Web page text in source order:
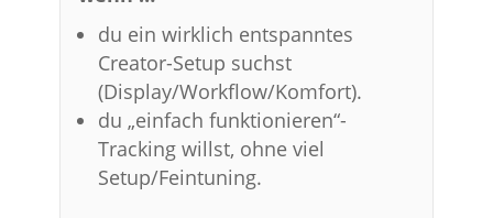
du ein wirklich entspanntes
Creator-Setup suchst
(Display/Workflow/Komfort).
du „einfach funktionieren“-
Tracking willst, ohne viel
Setup/Feintuning.